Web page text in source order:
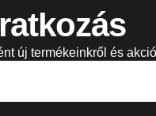
új termékeinkről és